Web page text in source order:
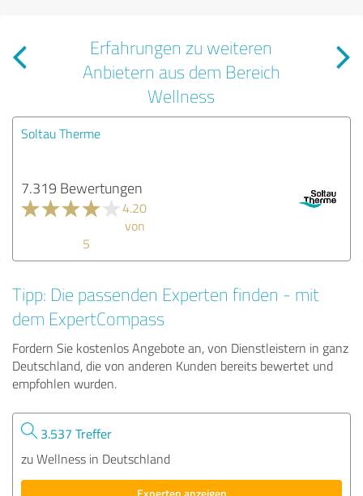
Erfahrungen zu weiteren
Anbietern aus dem Bereich
Wellness
Soltau Therme
7.319 Bewertungen
4.20
von
5
Tipp: Die passenden Experten finden - mit
dem ExpertCompass
Fordern Sie kostenlos Angebote an, von Dienstleistern in ganz
Deutschland, die von anderen Kunden bereits bewertet und
empfohlen wurden.
3.537 Treffer
zu Wellness in Deutschland
Experten anzeigen